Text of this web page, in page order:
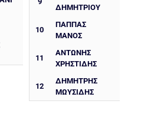
ΔΗΜΗΤΡΊΟΥ
10
ΠΑΠΠΑΣ
ΜΑΝΟΣ
11
ΑΝΤΩΝΗΣ
ΧΡΗΣΤΙΔΗΣ
12
ΔΗΜΗΤΡΗΣ
ΜΩΥΣΙΔΗΣ